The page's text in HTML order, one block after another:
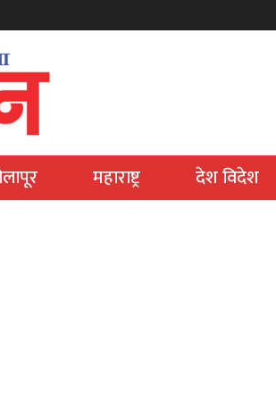
महाराष्ट्र देश विदेश